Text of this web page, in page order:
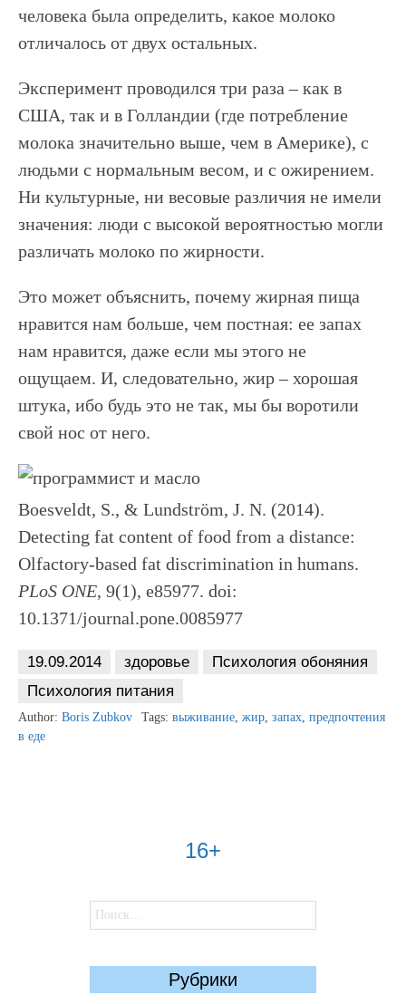
человека была определить, какое молоко
отличалось от двух остальных.
Эксперимент проводился три раза – как в
США, так и в Голландии (где потребление
молока значительно выше, чем в Америке), с
людьми с нормальным весом, и с ожирением.
Ни культурные, ни весовые различия не имели
значения: люди с высокой вероятностью могли
различать молоко по жирности.
Это может объяснить, почему жирная пища
нравится нам больше, чем постная: ее запах
нам нравится, даже если мы этого не
ощущаем. И, следовательно, жир – хорошая
штука, ибо будь это не так, мы бы воротили
свой нос от него.
Boesveldt, S., & Lundström, J. N. (2014).
Detecting fat content of food from a distance:
Olfactory-based fat discrimination in humans.
PLoS ONE, 9(1), e85977. doi:
10.1371/journal.pone.0085977
19.09.2014 здоровье
Психология обоняния
Психология питания
Author: Boris Zubkov Tags: выживание, жир, запах, предпочтения
в еде
16+
Найти:
Рубрики